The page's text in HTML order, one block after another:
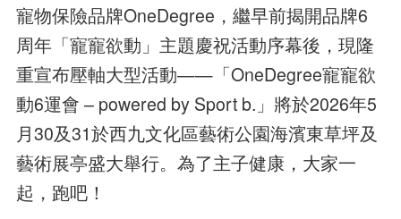
寵物保險品牌OneDegree，繼早前揭開品牌6
周年「寵寵欲動」主題慶祝活動序幕後，現隆
重宣布壓軸大型活動——「OneDegree寵寵欲
動6運會 – powered by Sport b.」將於2026年5
月30及31於西九文化區藝術公園海濱東草坪及
藝術展亭盛大舉行。為了主子健康，大家一
起，跑吧！